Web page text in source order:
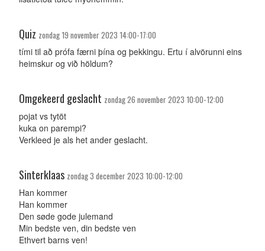
Quiz zondag 19 november 2023 14:00-17:00
tími til að prófa færni þína og þekkingu. Ertu í alvörunni eins
heimskur og við höldum?
Omgekeerd geslacht zondag 26 november 2023 10:00-12:00
pojat vs tytöt
kuka on parempi?
Verkleed je als het ander geslacht.
Sinterklaas zondag 3 december 2023 10:00-12:00
Han kommer
Han kommer
Den søde gode julemand
Min bedste ven, din bedste ven
Ethvert barns ven!